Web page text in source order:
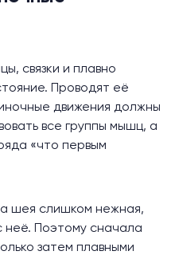
связки и плавно
Проводят её
движения должны
все группы мышц, а
«что первым
шея слишком нежная,
неё. Поэтому сначала
затем плавными